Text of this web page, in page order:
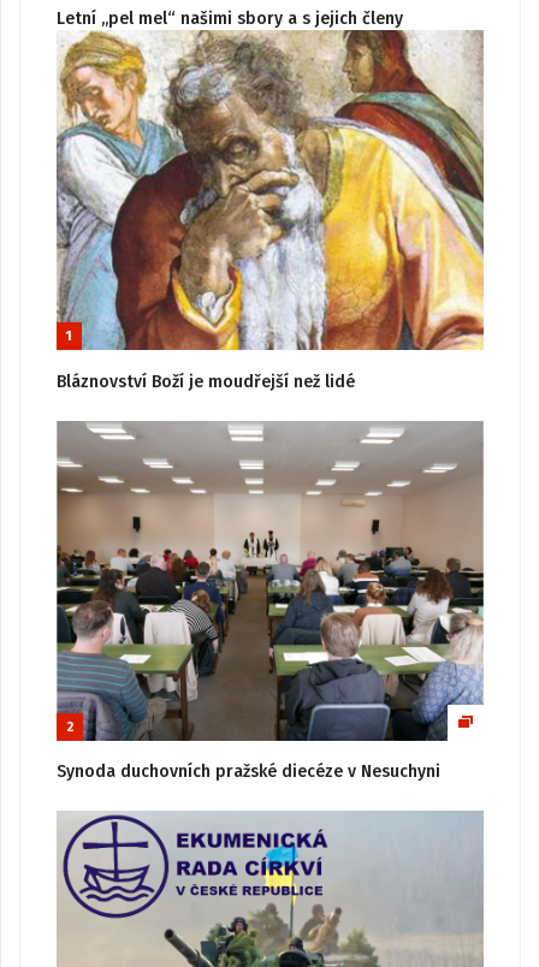
Letní „pel mel“ našimi sbory a s jejich členy
1
Bláznovství Boží je moudřejší než lidé
2
Synoda duchovních pražské diecéze v Nesuchyni